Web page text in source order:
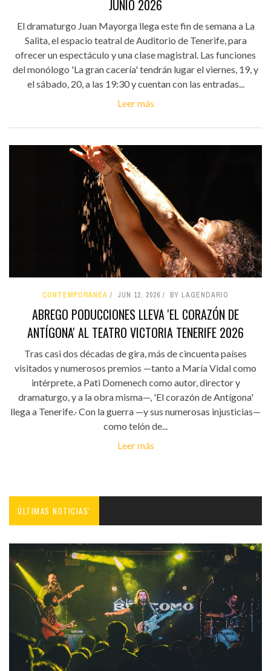
JUNIO 2026
El dramaturgo Juan Mayorga llega este fin de semana a La
Salita, el espacio teatral de Auditorio de Tenerife, para
ofrecer un espectáculo y una clase magistral. Las funciones
del monólogo 'La gran cacería' tendrán lugar el viernes, 19, y
el sábado, 20, a las 19:30 y cuentan con las entradas...
Leer más
CONTEMPORÁNEA JUN 12, 2026 BY LAGENDARIO
ABREGO PODUCCIONES LLEVA 'EL CORAZÓN DE
ANTÍGONA' AL TEATRO VICTORIA TENERIFE 2026
Tras casi dos décadas de gira, más de cincuenta países
visitados y numerosos premios —tanto a María Vidal como
intérprete, a Pati Domenech como autor, director y
dramaturgo, y a la obra misma—, 'El corazón de Antígona'
llega a Tenerife.· Con la guerra —y sus numerosas injusticias—
como telón de...
Leer más
ÚLTIMAS NOTICIAS'